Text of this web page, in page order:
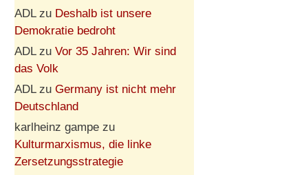
ADLzu Deshalb ist unsere
Demokratie bedroht
ADLzu Vor 35 Jahren: Wir sind
das Volk
ADLzu Germany ist nicht mehr
Deutschland
karlheinz gampe zu
Kulturmarxismus, die linke
Zersetzungsstrategie